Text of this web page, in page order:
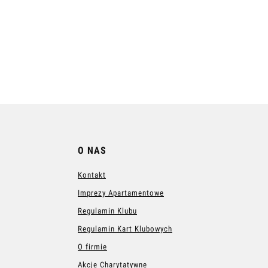
O NAS
Kontakt
Imprezy Apartamentowe
Regulamin Klubu
Regulamin Kart Klubowych
O firmie
Akcje Charytatywne